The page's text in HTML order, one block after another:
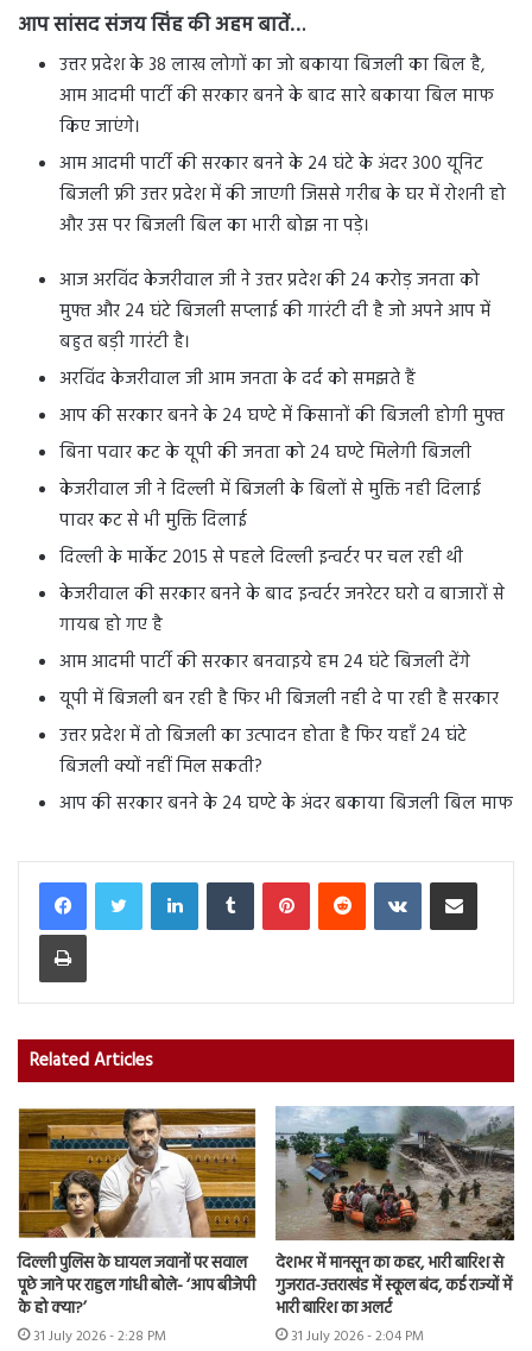
आप सांसद संजय सिंह की अहम बातें…
उत्तर प्रदेश के 38 लाख लोगों का जो बकाया बिजली का बिल है,
आम आदमी पार्टी की सरकार बनने के बाद सारे बकाया बिल माफ
किए जाएंगे।
आम आदमी पार्टी की सरकार बनने के 24 घंटे के अंदर 300 यूनिट
बिजली फ्री उत्तर प्रदेश में की जाएगी जिससे गरीब के घर में रोशनी हो
और उस पर बिजली बिल का भारी बोझ ना पड़े।
आज अरविंद केजरीवाल जी ने उत्तर प्रदेश की 24 करोड़ जनता को
मुफ्त और 24 घंटे बिजली सप्लाई की गारंटी दी है जो अपने आप में
बहुत बड़ी गारंटी है।
अरविंद केजरीवाल जी आम जनता के दर्द को समझते हैं
आप की सरकार बनने के 24 घण्टे में किसानों की बिजली होगी मुफ्त
बिना पवार कट के यूपी की जनता को 24 घण्टे मिलेगी बिजली
केजरीवाल जी ने दिल्ली में बिजली के बिलों से मुक्ति नही दिलाई
पावर कट से भी मुक्ति दिलाई
दिल्ली के मार्केट 2015 से पहले दिल्ली इन्वर्टर पर चल रही थी
केजरीवाल की सरकार बनने के बाद इन्वर्टर जनरेटर घरो व बाजारों से
गायब हो गए है
आम आदमी पार्टी की सरकार बनवाइये हम 24 घंटे बिजली देंगे
यूपी में बिजली बन रही है फिर भी बिजली नही दे पा रही है सरकार
उत्तर प्रदेश में तो बिजली का उत्पादन होता है फिर यहाँ 24 घंटे
बिजली क्यों नहीं मिल सकती?
आप की सरकार बनने के 24 घण्टे के अंदर बकाया बिजली बिल माफ
LinkedInTumblr PinterestReddit VKontakteShare via Email
Print
Related Articles
दिल्ली पुलिस के घायल जवानों पर सवाल
पूछे जाने पर राहुल गांधी बोले- ‘आप बीजेपी
के हो क्या?’
31 July 2026 - 2:28 PM
देशभर में मानसून का कहर, भारी बारिश से
गुजरात-उत्तराखंड में स्कूल बंद, कई राज्यों में
भारी बारिश का अलर्ट
31 July 2026 - 2:04 PM